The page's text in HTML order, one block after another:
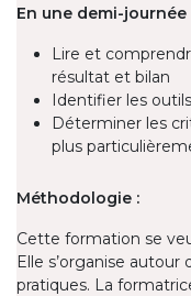
En une demi-journée
Lire et
résultat et bilan
Identifier les
Déterminer les
plus
Méthodologie :
Cette formation se
Elle s’organise
pratiques. La